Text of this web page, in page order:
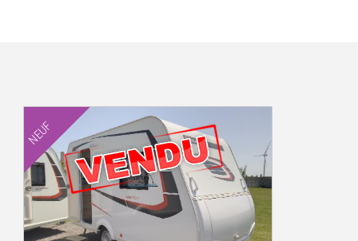
NEUF